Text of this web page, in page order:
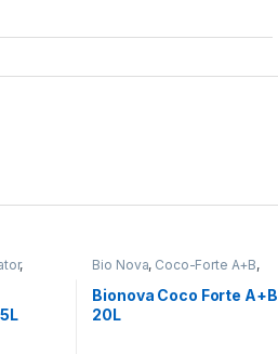
,
Bio Nova, Coco-Forte A+B,
Bionova Coco Forte A+B
20L